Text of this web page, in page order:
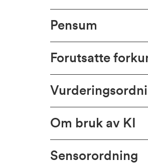
Pensum
Forutsatte
Om bruk av KI
Sensorordning